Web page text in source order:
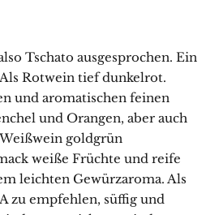
Tschato ausgesprochen. Ein
Rotwein tief dunkelrot.
und aromatischen feinen
und Orangen, aber auch
goldgrün
weiße Früchte und reife
leichten Gewürzaroma. Als
zu empfehlen, süffig und